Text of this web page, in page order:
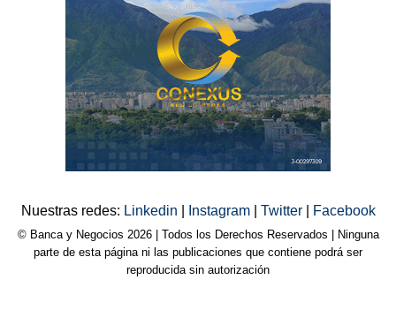
Nuestras redes: Linkedin Instagram Twitter Facebook
© Banca y Negocios 2026 | Todos los Derechos Reservados | Ninguna
parte de esta página ni las publicaciones que contiene podrá ser
reproducida sin autorización